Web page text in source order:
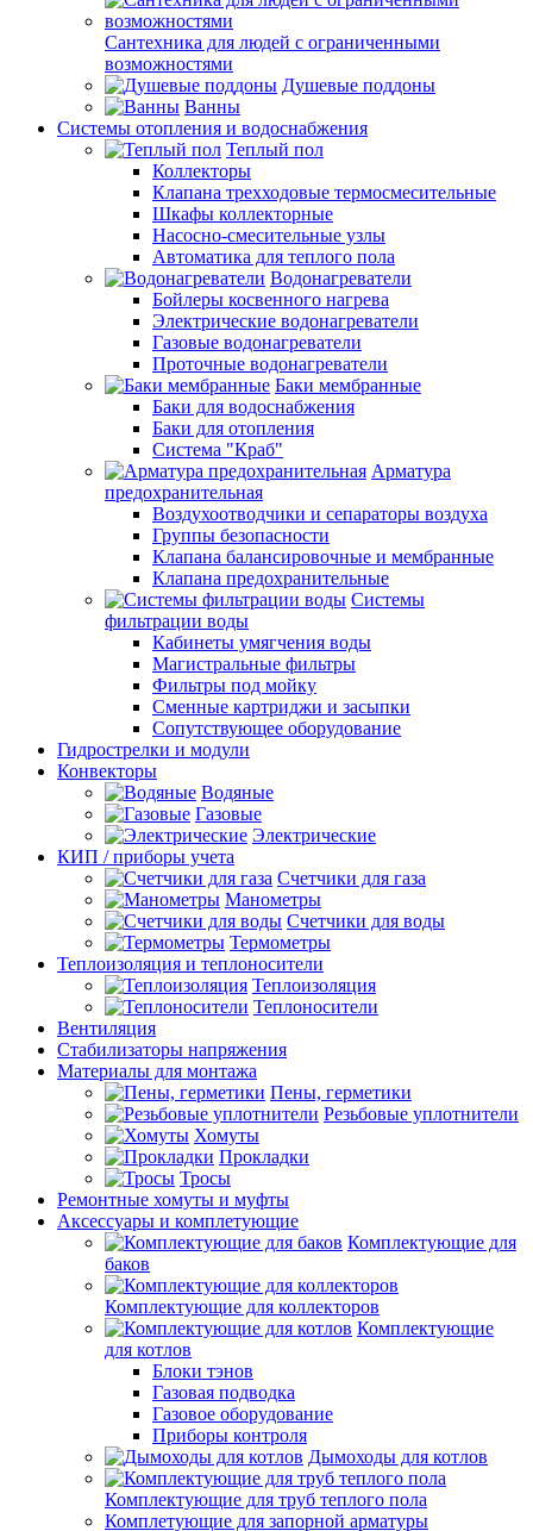
Сантехника для людей с ограниченными
возможностями
Душевые поддоны
Ванны
Системы отопления и водоснабжения
Теплый пол
Коллекторы
Клапана трехходовые термосмесительные
Шкафы коллекторные
Насосно-смесительные узлы
Автоматика для теплого пола
Водонагреватели
Бойлеры косвенного нагрева
Электрические водонагреватели
Газовые водонагреватели
Проточные водонагреватели
Баки мембранные
Баки для водоснабжения
Баки для отопления
Система "Краб"
Арматура
предохранительная
Воздухоотводчики и сепараторы воздуха
Группы безопасности
Клапана балансировочные и мембранные
Клапана предохранительные
Системы
фильтрации воды
Кабинеты умягчения воды
Магистральные фильтры
Фильтры под мойку
Сменные картриджи и засыпки
Сопутствующее оборудование
Гидрострелки и модули
Конвекторы
Водяные
Газовые
Электрические
КИП / приборы учета
Счетчики для газа
Манометры
Счетчики для воды
Термометры
Теплоизоляция и теплоносители
Теплоизоляция
Теплоносители
Вентиляция
Стабилизаторы напряжения
Материалы для монтажа
Пены, герметики
Резьбовые уплотнители
Хомуты
Прокладки
Тросы
Ремонтные хомуты и муфты
Аксессуары и комплетующие
Комплектующие для
баков
Комплектующие для коллекторов
Комплектующие
для котлов
Блоки тэнов
Газовая подводка
Газовое оборудование
Приборы контроля
Дымоходы для котлов
Комплектующие для труб теплого пола
Комплетующие для запорной арматуры